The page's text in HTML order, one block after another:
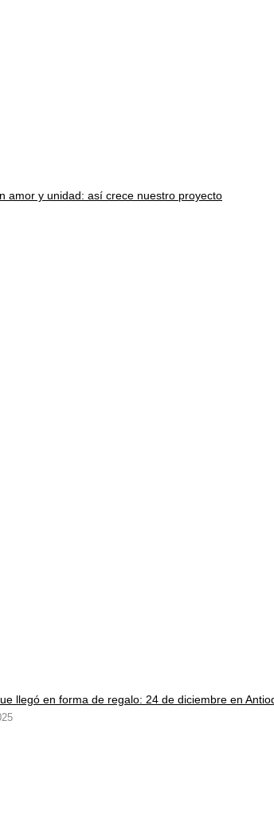
amor y unidad: así crece nuestro proyecto
llegó en forma de regalo: 24 de diciembre en